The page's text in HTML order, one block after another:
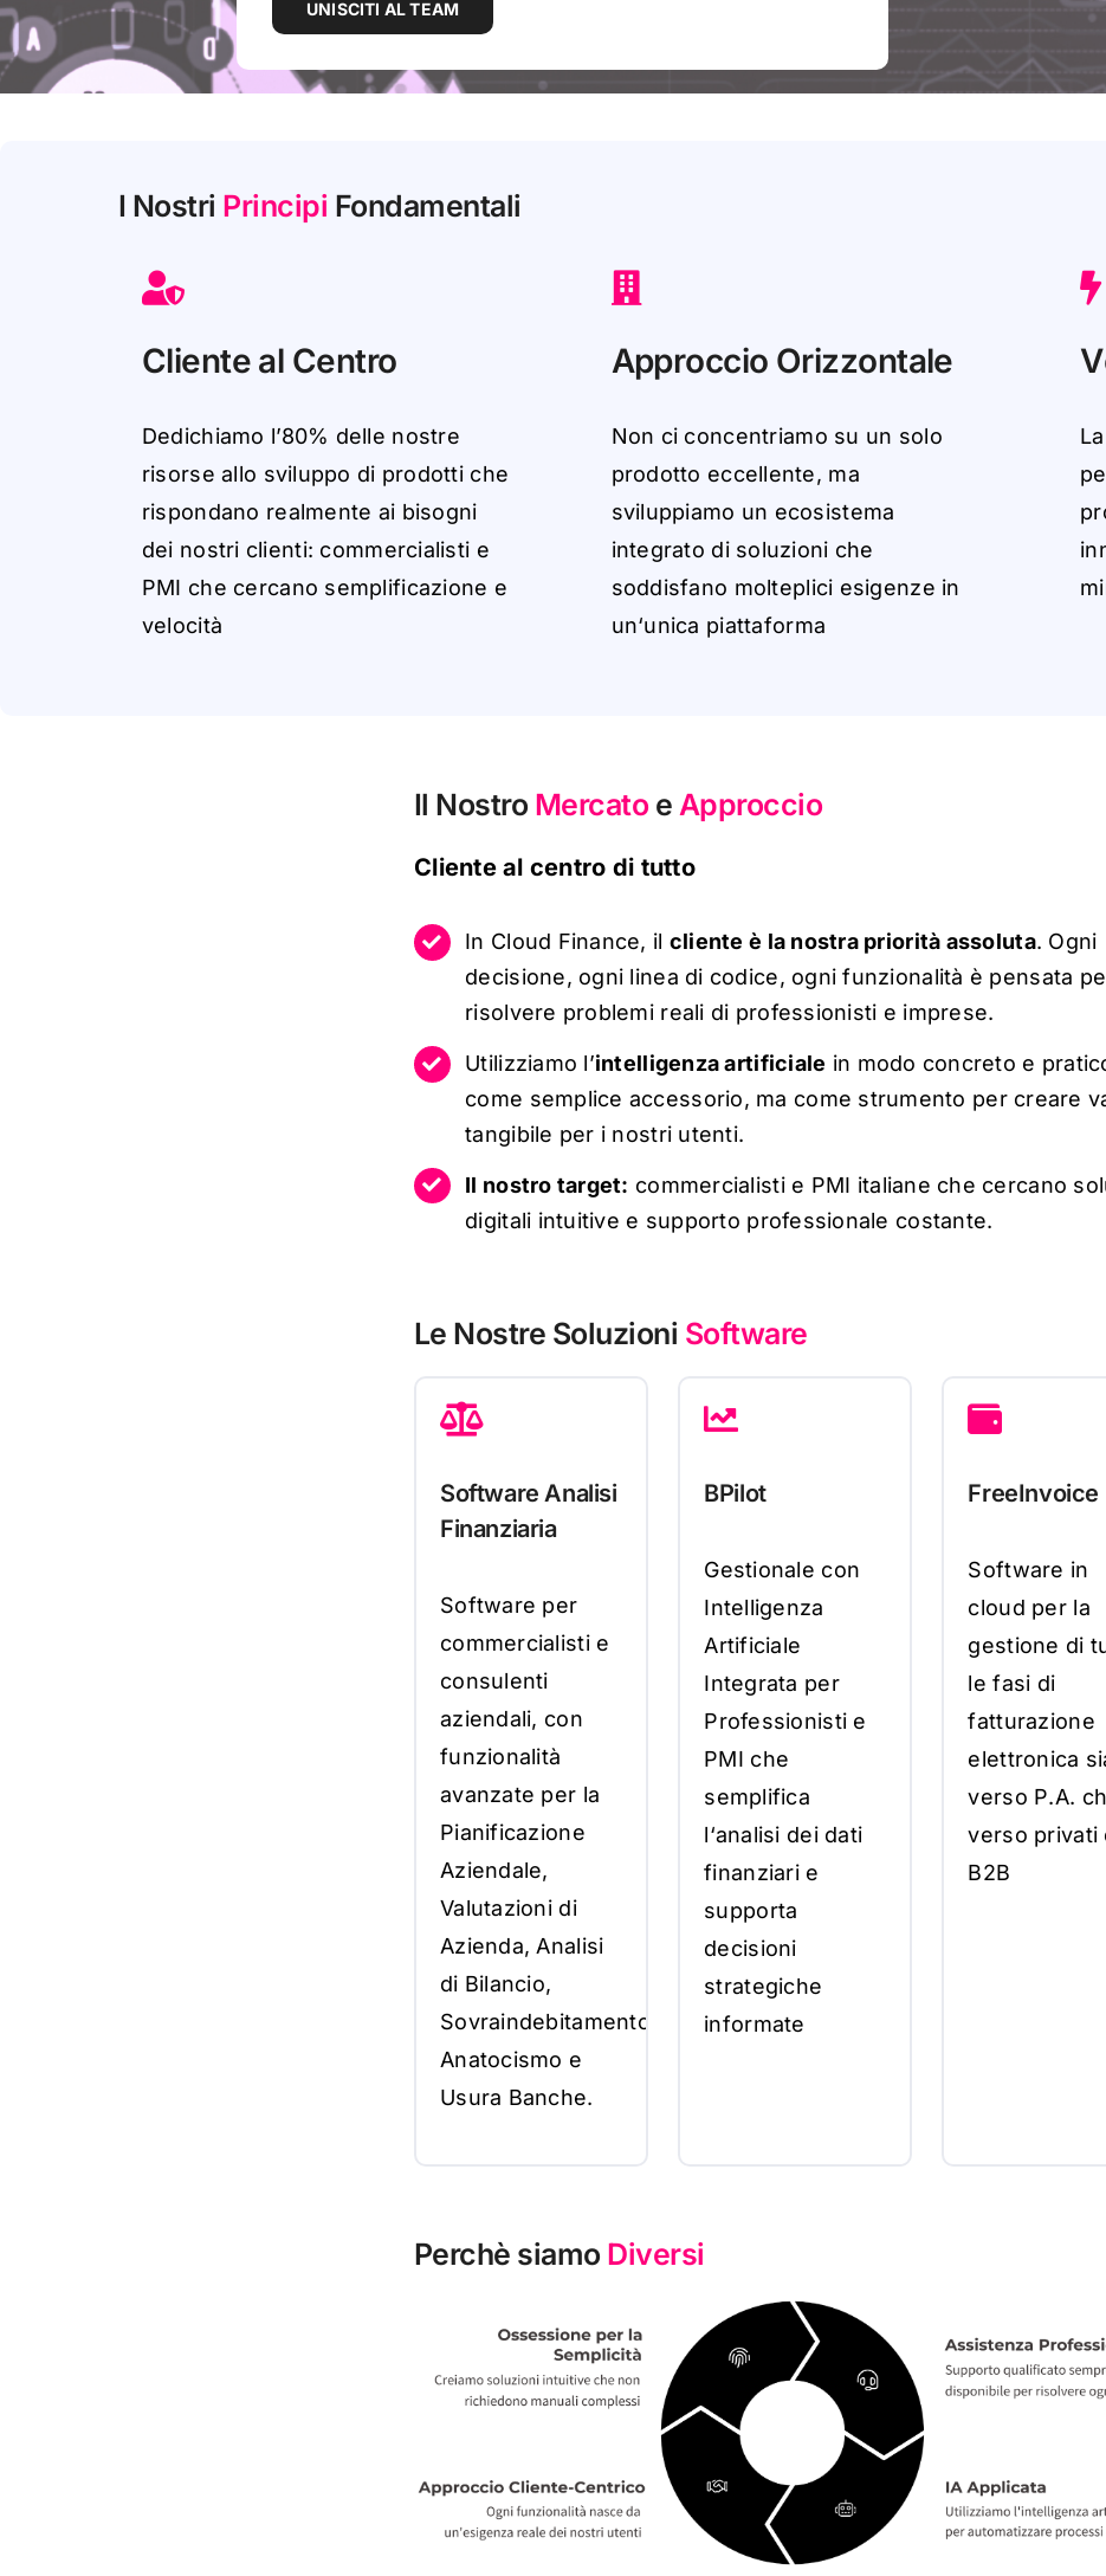
UNISCITI AL TEAM
I Nostri Principi Fondamentali
Cliente al Centro
Dedichiamo l’80% delle nostre
risorse allo sviluppo di prodotti che
rispondano realmente ai bisogni
dei nostri clienti: commercialisti e
PMI che cercano semplificazione e
velocità
Approccio Orizzontale
Non ci concentriamo su un solo
prodotto eccellente, ma
sviluppiamo un ecosistema
integrato di soluzioni che
soddisfano molteplici esigenze in
un‘unica piattaforma
V
La
pe
Il Nostro Mercatoe Approccio
Cliente al centro di tutto
In Cloud Finance, il cliente è la nostra priorità assoluta. Ogni
decisione, ogni linea di codice, ogni funzionalità è pensata
risolvere problemi reali di professionisti e imprese.
Utilizziamo l’intelligenza artificiale in modo concreto e
come semplice accessorio, ma come strumento per creare
tangibile per i nostri utenti.
Il nostro target: commercialisti e PMI italiane che cercano
digitali intuitive e supporto professionale costante.
Le Nostre Soluzioni Software
Software Analisi
Finanziaria
Software per
commercialisti e
consulenti
aziendali, con
funzionalità
avanzate per la
Pianificazione
Aziendale,
Valutazioni di
Azienda, Analisi
di Bilancio,
Sovraindebitamento
Anatocismo e
Usura Banche.
BPilot
Gestionale con
Intelligenza
Artificiale
Integrata per
Professionisti e
PMI che
semplifica
l‘analisi dei dati
finanziari e
supporta
decisioni
strategiche
informate
FreeInvoice
Software in
cloud per la
gestione di
le fasi di
fatturazione
elettronica si
verso P.A.
verso privati
B2B
Perchè siamo Diversi